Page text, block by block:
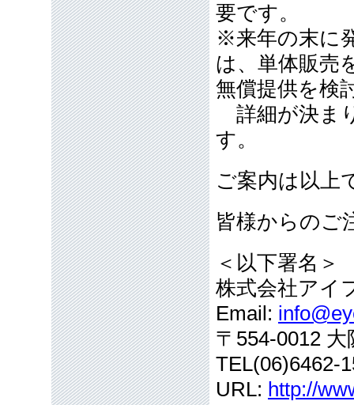
要です。
※来年の末に
は、単体販売
無償提供を検
詳細が決ま
す。
ご案内は以上
皆様からのご
＜以下署名＞
株式会社アイ
Email:
〒554-0012
TEL(06)6462-
URL: http://